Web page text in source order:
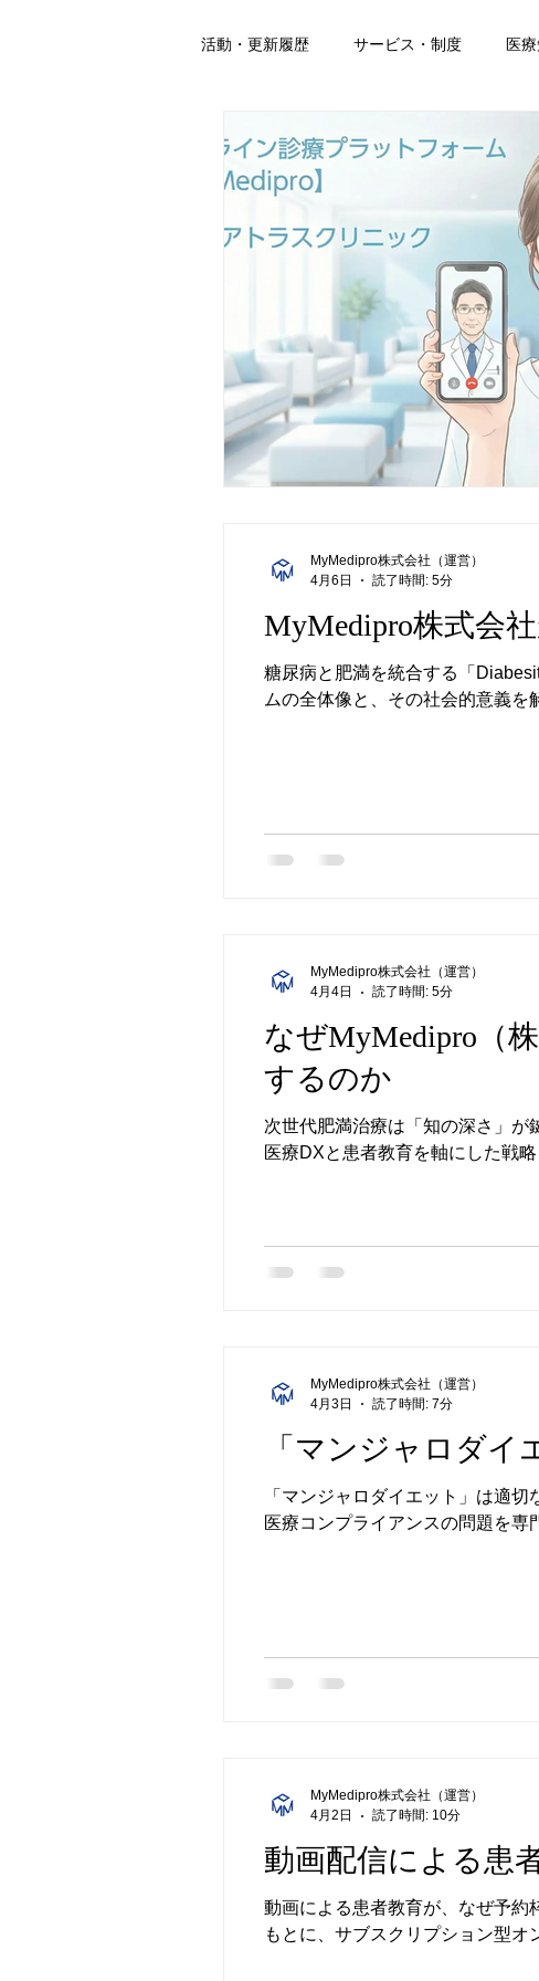
活動・更新履歴 サービス・制度 医
MyMedipro株式会
糖尿病と肥満を統合する「
ムの全体像と、その社会的意義を
MyMedipro株式会社（運営）
4月6日
読了時間: 5分
なぜMyMedipro（
するのか
次世代肥満治療は「知の深さ」が
医療DXと患者教育を軸にした戦略
MyMedipro株式会社（運営）
4月4日
読了時間: 5分
「マンジャロダイ
「マンジャロダイエット」は適
医療コンプライアンスの問題を専
MyMedipro株式会社（運営）
4月3日
読了時間: 7分
動画配信による患
動画による患者教育が、なぜ予約
もとに、サブスクリプション型オ
MyMedipro株式会社（運営）
4月2日
読了時間: 10分